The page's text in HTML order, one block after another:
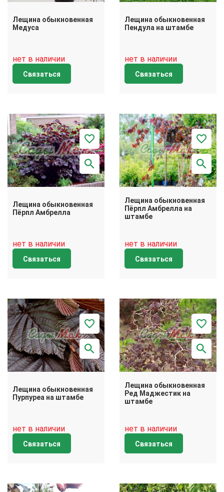
Лещина обыкновенная
Медуса
нет в наличии
Связаться
Лещина обыкновенная
Пендула на штамбе
нет в наличии
Связаться
Лещина обыкновенная
Пёрпл Амбрелла
нет в наличии
Связаться
Лещина обыкновенная
Пёрпл Амбрелла на
штамбе
нет в наличии
Связаться
Лещина обыкновенная
Пурпуреа на штамбе
нет в наличии
Связаться
Лещина обыкновенная
Ред Маджестик на
штамбе
нет в наличии
Связаться